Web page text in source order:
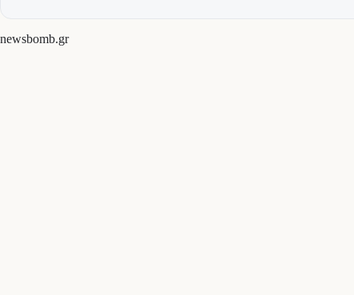
newsbomb.gr